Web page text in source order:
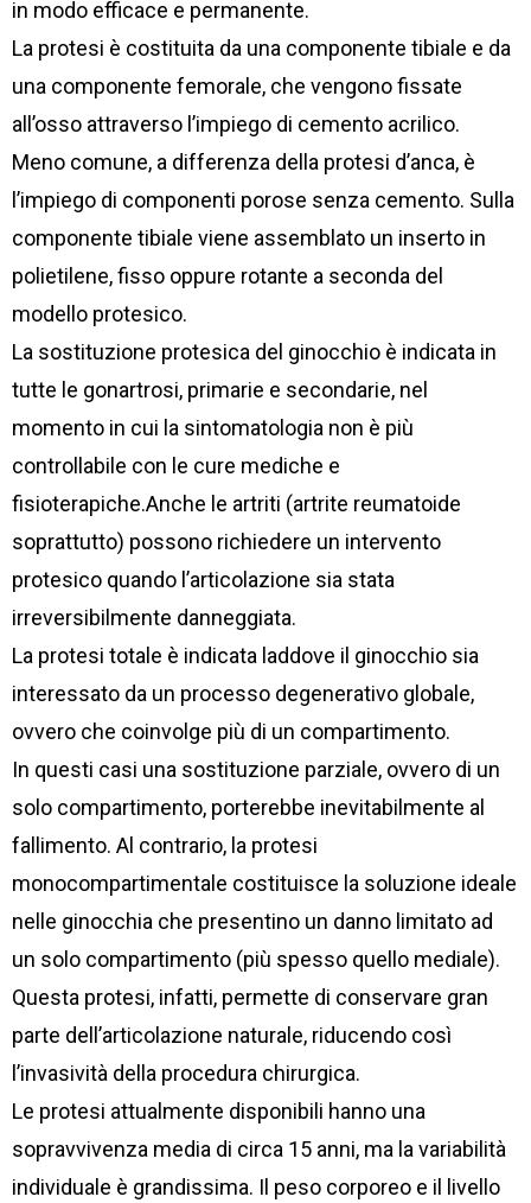
in modo efficace e permanente.
La protesi è costituita da una componente tibiale e da
una componente femorale, che vengono fissate
all’osso attraverso l’impiego di cemento acrilico.
Meno comune, a differenza della protesi d’anca, è
l’impiego di componenti porose senza cemento. Sulla
componente tibiale viene assemblato un inserto in
polietilene, fisso oppure rotante a seconda del
modello protesico.
La sostituzione protesica del ginocchio è indicata in
tutte le gonartrosi, primarie e secondarie, nel
momento in cui la sintomatologia non è più
controllabile con le cure mediche e
fisioterapiche.Anche le artriti (artrite reumatoide
soprattutto) possono richiedere un intervento
protesico quando l’articolazione sia stata
irreversibilmente danneggiata.
La protesi totale è indicata laddove il ginocchio sia
interessato da un processo degenerativo globale,
ovvero che coinvolge più di un compartimento.
In questi casi una sostituzione parziale, ovvero di un
solo compartimento, porterebbe inevitabilmente al
fallimento. Al contrario, la protesi
monocompartimentale costituisce la soluzione ideale
nelle ginocchia che presentino un danno limitato ad
un solo compartimento (più spesso quello mediale).
Questa protesi, infatti, permette di conservare gran
parte dell’articolazione naturale, riducendo così
l’invasività della procedura chirurgica.
Le protesi attualmente disponibili hanno una
sopravvivenza media di circa 15 anni, ma la variabilità
individuale è grandissima. Il peso corporeo e il livello